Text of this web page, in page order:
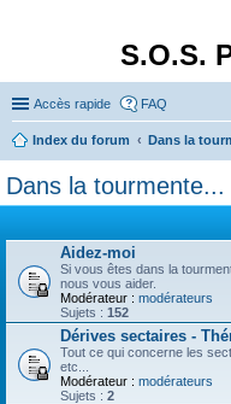
S.O.S.
Accès rapide FAQ
Index du forum
Dans la
Dans la tourmente...
Aidez-moi
Si vous êtes dans la
nous vous aider.
Modérateur : modérateurs
Sujets : 152
Dérives sectaires -
Tout ce qui concerne les
etc...
Modérateur : modérateurs
Sujets : 2